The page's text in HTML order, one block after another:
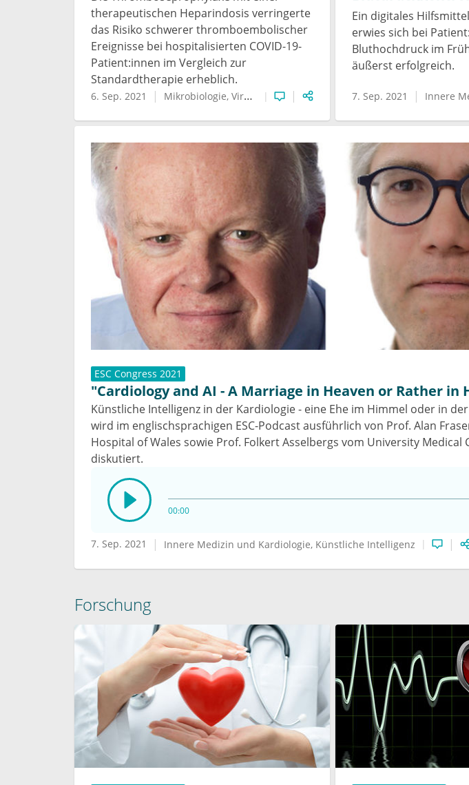
therapeutischen Heparindosis verringerte
das Risiko schwerer thromboembolischer
Ereignisse bei hospitalisierten COVID-19-
Patient:innen im Vergleich zur
Standardtherapie erheblich.
6. Sep. 2021 Mikrobiologie, Virologie und Infektionsepidemiologie Innere
Ein digitales
erwies sich bei
Bluthochdruck im
äußerst erfolgreich.
7. Sep. 2021 Innere Medizin
ESC Congress 2021
"Cardiology and AI - A Marriage in Heaven or Rather in
Künstliche Intelligenz in der Kardiologie - eine Ehe im Himmel oder in
wird im englischsprachigen ESC-Podcast ausführlich von Prof. Alan
Hospital of Wales sowie Prof. Folkert Asselbergs vom University Medical
diskutiert.
00:00
7. Sep. 2021 Innere Medizin und Kardiologie Künstliche Intelligenz
Forschung